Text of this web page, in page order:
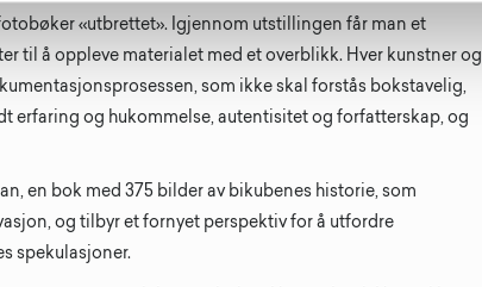
«utbrettet». Igjennom utstillingen får man et
til å oppleve materialet med et overblikk. Hver kunstner og
som ikke skal forstås bokstavelig,
erfaring og hukommelse, autentisitet og forfatterskap, og
en bok med 375 bilder av bikubenes historie, som
og tilbyr et fornyet perspektiv for å utfordre
spekulasjoner.